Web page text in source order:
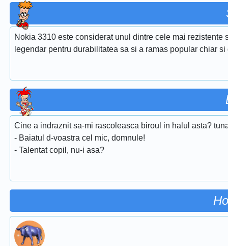
Nokia 3310 este considerat unul dintre cele mai
legendar pentru durabilitatea sa si a ramas popular chiar
Cine a indraznit sa-mi rascoleasca biroul in halul asta?
- Baiatul d-voastra cel mic, domnule!
- Talentat copil, nu-i asa?